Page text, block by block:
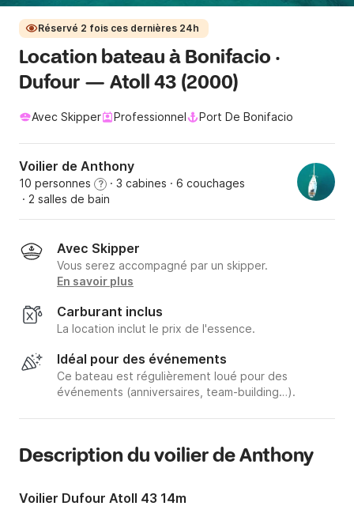
Réservé 2 fois ces dernières 24h
Location bateau à Bonifacio ·
Dufour — Atoll 43 (2000)
Avec Skipper Professionnel Port De Bonifacio
Voilier de Anthony
10 personnes ? · 3 cabines · 6 couchages
· 2 salles de bain
Avec Skipper
Vous serez accompagné par un skipper.
En savoir plus
Carburant inclus
La location inclut le prix de l'essence.
Idéal pour des événements
Ce bateau est régulièrement loué pour des
événements (anniversaires, team-building…).
Description du voilier de Anthony
Voilier Dufour Atoll 43 14m